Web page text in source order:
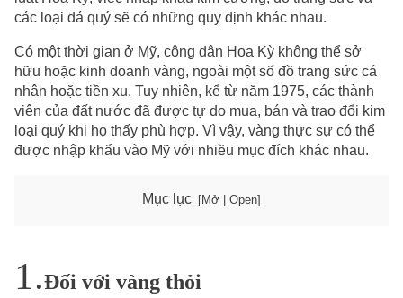
các loại đá quý sẽ có những quy định khác nhau.
Có một thời gian ở Mỹ, công dân Hoa Kỳ không thể sở
hữu hoặc kinh doanh vàng, ngoài một số đồ trang sức cá
nhân hoặc tiền xu. Tuy nhiên, kể từ năm 1975, các thành
viên của đất nước đã được tự do mua, bán và trao đổi kim
loại quý khi họ thấy phù hợp. Vì vậy, vàng thực sự có thể
được nhập khẩu vào Mỹ với nhiều mục đích khác nhau.
Mục lục
Đối với vàng thỏi